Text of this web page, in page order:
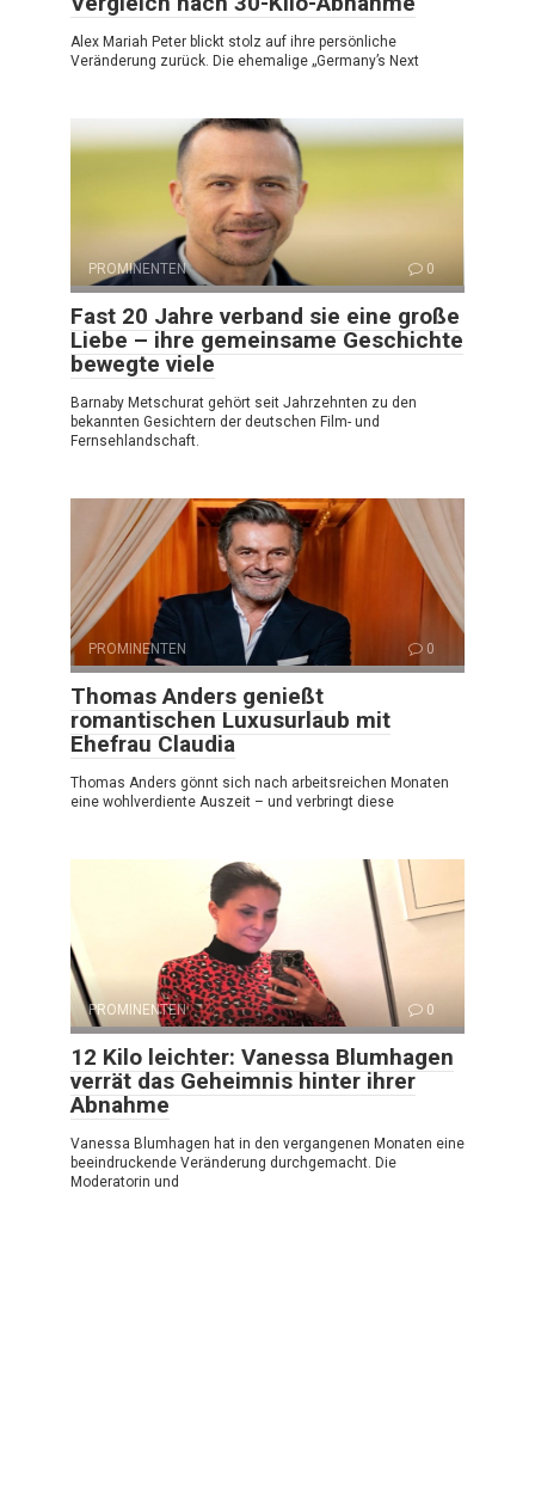
Alex Mariah Peter blickt stolz auf ihre persönliche
Veränderung zurück. Die ehemalige „Germany’s Next
PROMINENTEN 0
Fast 20 Jahre verband sie eine große
Liebe – ihre gemeinsame Geschichte
bewegte viele
Barnaby Metschurat gehört seit Jahrzehnten zu den
bekannten Gesichtern der deutschen Film- und
Fernsehlandschaft.
PROMINENTEN 0
Thomas Anders genießt
romantischen Luxusurlaub mit
Ehefrau Claudia
Thomas Anders gönnt sich nach arbeitsreichen Monaten
eine wohlverdiente Auszeit – und verbringt diese
PROMINENTEN 0
12 Kilo leichter: Vanessa Blumhagen
verrät das Geheimnis hinter ihrer
Abnahme
Vanessa Blumhagen hat in den vergangenen Monaten eine
beeindruckende Veränderung durchgemacht. Die
Moderatorin und